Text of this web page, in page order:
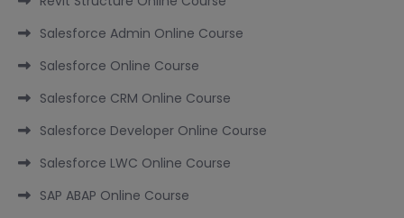
Salesforce Admin Online Course
Salesforce Online Course
Salesforce CRM Online Course
Salesforce Developer Online Course
Salesforce LWC Online Course
SAP ABAP Online Course